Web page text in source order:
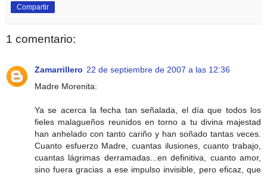
Compartir
1 comentario:
Zamarrillero 22 de septiembre de 2007 a las 12:36
Madre Morenita:
Ya se acerca la fecha tan señalada, el día que todos los
fieles malagueños reunidos en torno a tu divina majestad
han anhelado con tanto cariño y han soñado tantas veces.
Cuanto esfuerzo Madre, cuantas ilusiones, cuanto trabajo,
cuantas lágrimas derramadas...en definitiva, cuanto amor,
sino fuera gracias a ese impulso invisible, pero eficaz, que